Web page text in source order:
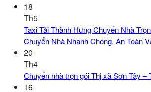
18
Th5
Taxi Tải Thành Hưng Chuyển Nhà
Chuyển Nhà Nhanh Chóng, An Toàn
20
Th4
Chuyển nhà trọn gói Thị xã Sơn Tây –
16